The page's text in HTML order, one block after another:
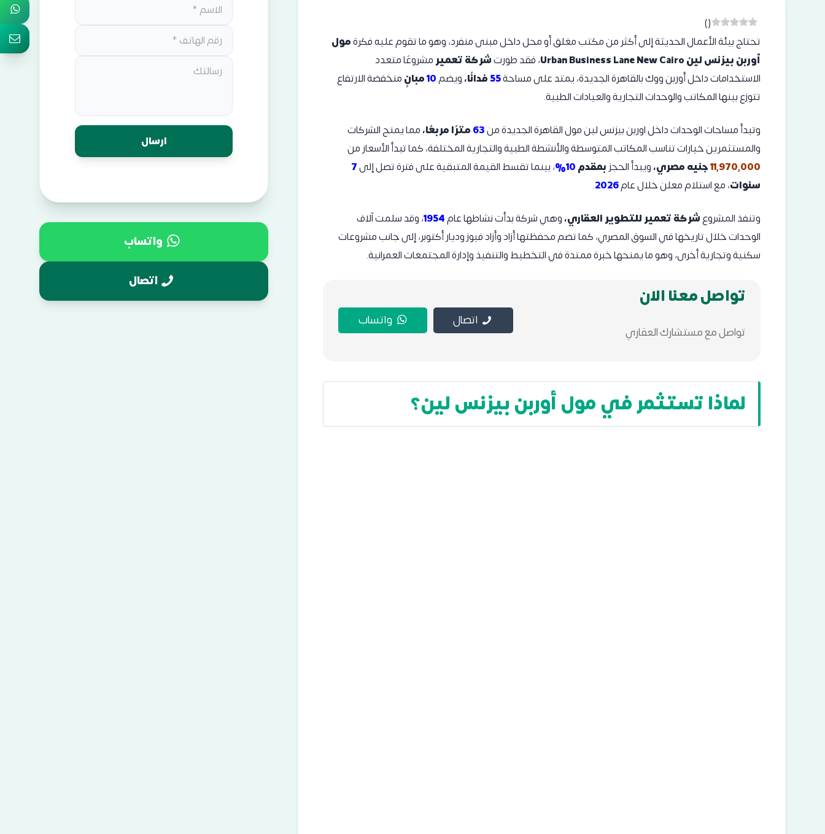
(
)
تحتاج بيئة الأعمال الحديثة إلى أكثر من مكتب مغلق أو محل داخل مبنى منفرد، وهو ما تقوم عليه فكرةمول
أوربن بيزنس لينUrban Business Lane New Cairo، فقد طورتشركة تعميرمشروعًا متعدد
الاستخدامات داخل أوربن ووك بالقاهرة الجديدة، يمتد على مساحة55فدانًا،ويضم10مبانٍمنخفضة الارتفاع
تتوزع بينها المكاتب والوحدات التجارية والعيادات الطبية.
وتبدأ مساحات الوحدات داخل اوربن بيزنس لين مول القاهرة الجديدة من63مترًا مربعًا،مما يمنح الشركات
والمستثمرين خيارات تناسب المكاتب المتوسطة والأنشطة الطبية والتجارية المختلفة، كما تبدأ الأسعار من
11,970,000جنيه مصري،ويبدأ الحجزبمقدم10% ،بينما تقسط القيمة المتبقية على فترة تصل إلى7
سنوات، مع استلام معلن خلال عام2026
.
وتنفذ المشروعشركة تعمير للتطوير العقاري،وهي شركة بدأت نشاطها عام1954،وقد سلمت آلاف
الوحدات خلال تاريخها في السوق المصري، كما تضم محفظتها أزاد وأزاد فيوز وديار أكتوبر، إلى جانب مشروعات
سكنية وتجارية أخرى، وهو ما يمنحها خبرة ممتدة في التخطيط والتنفيذ وإدارة المجتمعات العمرانية.
تواصل معنا الان
تواصل مع مستشارك العقاري
اتصال واتساب
لماذا تستثمر في مول أوربن بيزنس لين؟
واتساب
اتصال